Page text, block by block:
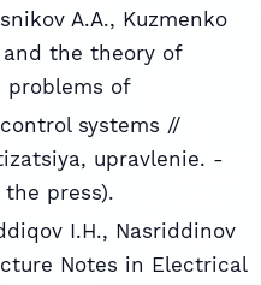
A.A., Kuzmenko
and the theory of
problems of
systems //
upravlenie. -
the press).
I.H., Nasriddinov
Notes in Electrical